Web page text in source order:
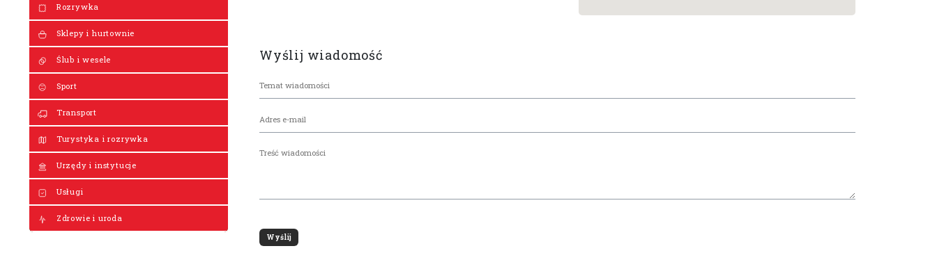
Rozrywka
Sklepy i hurtownie
Ślub i wesele
Sport
Transport
Turystyka i rozrywka
Urzędy i instytucje
Usługi
Zdrowie i uroda
Wyślij wiadomość